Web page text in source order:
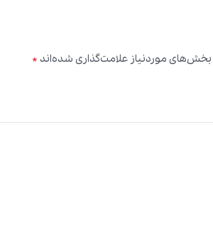
بخش‌های موردنیاز علامت‌گذاری شده‌اند *